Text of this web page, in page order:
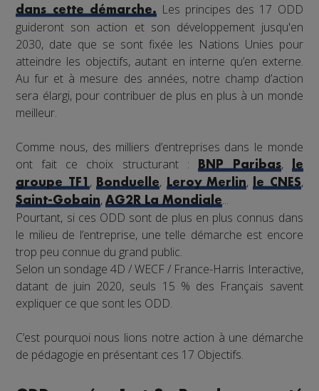
dans cette démarche.Les principes des 17 ODD
guideront son action et son développement jusqu'en
2030, date que se sont fixée les Nations Unies pour
atteindre les objectifs, autant en interne qu’en externe.
Au fur et à mesure des années, notre champ d’action
sera élargi, pour contribuer de plus en plus à un monde
meilleur.
Comme nous, des milliers d’entreprises dans le monde
ont fait ce choix structurant :
BNP Paribas,
le
groupe TF1 , Bonduelle, Leroy Merlin, le CNES,
Saint-Gobain,AG2R La Mondiale...
Pourtant, si ces ODD sont de plus en plus connus dans
le milieu de l’entreprise, une telle démarche est encore
trop peu connue du grand public.
Selon un sondage 4D / WECF / France-Harris Interactive,
datant de juin 2020, seuls 15 % des Français savent
expliquer ce que sont les ODD.
C’est pourquoi nous lions notre action à une démarche
de pédagogie en présentant ces 17 Objectifs.